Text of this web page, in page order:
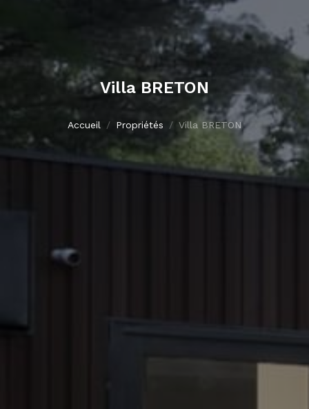
Villa BRETON
Accueil Propriétés Villa BRETON